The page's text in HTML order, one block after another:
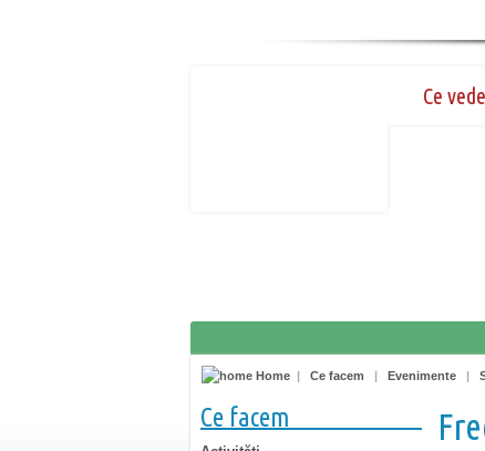
Ce
Home | Ce facem | Evenimente |
Ce facem